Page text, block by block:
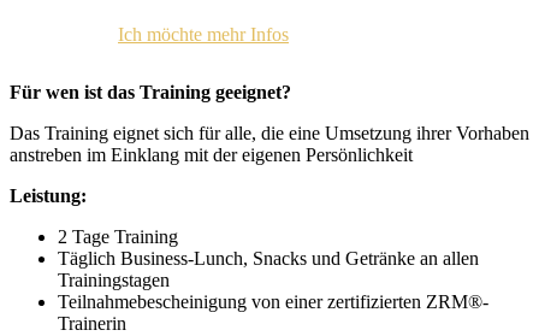
Ich möchte mehr Infos
Für wen ist das Training geeignet?
Das Training eignet sich für alle, die eine Umsetzung ihrer Vorhaben
anstreben im Einklang mit der eigenen Persönlichkeit
Leistung:
2 Tage Training
Täglich Business-Lunch, Snacks und Getränke an allen
Trainingstagen
Teilnahmebescheinigung von einer zertifizierten ZRM®-
Trainerin